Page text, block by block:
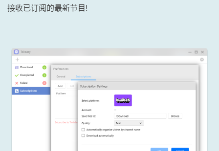
接收已订阅的最新节目!